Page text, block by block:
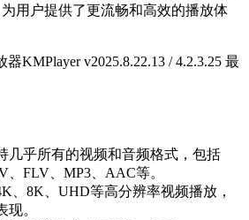
用户提供了更流畅和高效的播放体
几乎所有的视频和音频格式，包括
、FLV、MP3、AAC等。
、8K、UHD等高分辨率视频播放，
现。